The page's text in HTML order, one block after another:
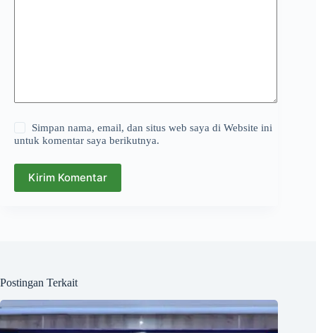
Simpan nama, email, dan situs web saya di Website ini
untuk komentar saya berikutnya.
Kirim Komentar
Postingan Terkait